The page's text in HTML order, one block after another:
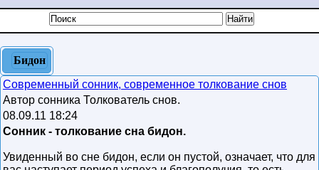
Бидон
Современный сонник, современное толкование снов
Автор сонника Толкователь снов.
08.09.11 18:24
Сонник - толкование сна бидон.
Увиденный во сне бидон, если он пустой, означает, что для